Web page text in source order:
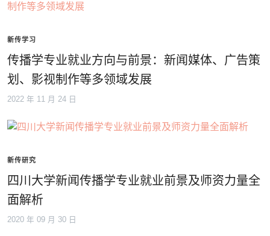
新传学习
传播学专业就业方向与前景：新闻媒体、广告策
划、影视制作等多领域发展
2022 年 11 月 24 日
新传研究
四川大学新闻传播学专业就业前景及师资力量全
面解析
2020 年 09 月 30 日